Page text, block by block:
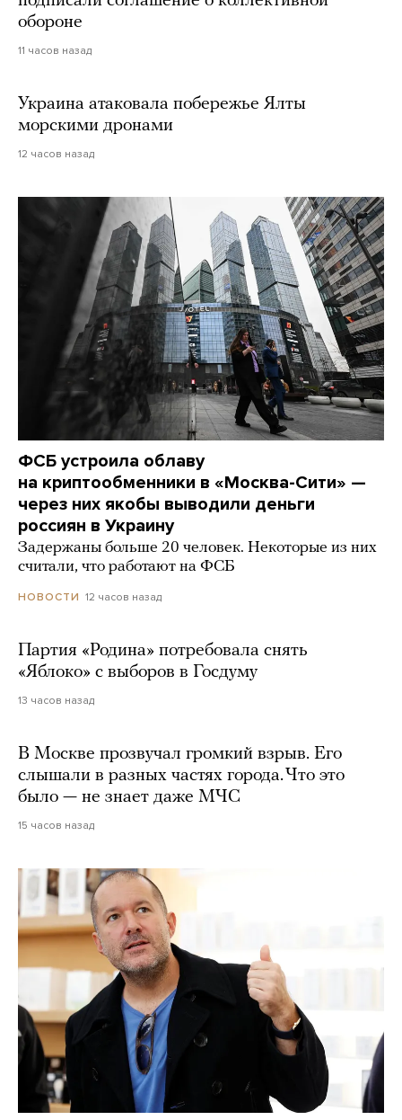
обороне
11 часов назад
Украина атаковала побережье Ялты
морскими дронами
12 часов назад
ФСБ устроила облаву
на криптообменники в «Москва-Сити» —
через них якобы выводили деньги
россиян в Украину
Задержаны больше 20 человек. Некоторые из них
считали, что работают на ФСБ
НОВОСТИ 12 часов назад
Партия «Родина» потребовала снять
«Яблоко» с выборов в Госдуму
13 часов назад
В Москве прозвучал громкий взрыв. Его
слышали в разных частях города. Что это
было — не знает даже МЧС
15 часов назад